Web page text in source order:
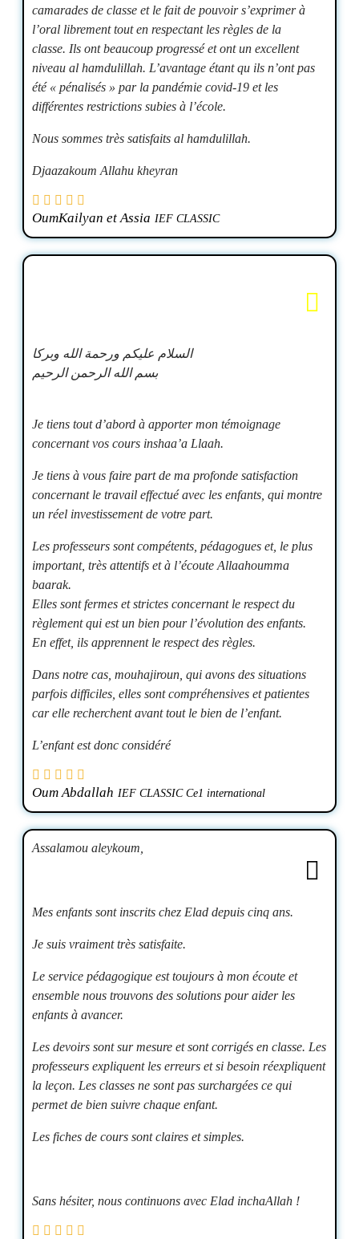
camarades de classe et le fait de pouvoir s’exprimer à
l’oral librement tout en respectant les règles de la
classe. Ils ont beaucoup progressé et ont un excellent
niveau al hamdulillah. L’avantage étant qu ils n’ont pas
été « pénalisés » par la pandémie covid-19 et les
différentes restrictions subies à l’école.
Nous sommes très satisfaits al hamdulillah.
Djaazakoum Allahu kheyran
OumKailyan et Assia IEF CLASSIC
‏السلام عليكم ورحمة الله وبركا
‏بسم الله الرحمن الرحيم
Je tiens tout d’abord à apporter mon témoignage
concernant vos cours inshaa’a Llaah.
Je tiens à vous faire part de ma profonde satisfaction
concernant le travail effectué avec les enfants, qui montre
un réel investissement de votre part.
Les professeurs sont compétents, pédagogues et, le plus
important, très attentifs et à l’écoute Allaahoumma
baarak.
Elles sont fermes et strictes concernant le respect du
règlement qui est un bien pour l’évolution des enfants.
En effet, ils apprennent le respect des règles.
Dans notre cas, mouhajiroun, qui avons des situations
parfois difficiles, elles sont compréhensives et patientes
car elle recherchent avant tout le bien de l’enfant.
L’enfant est donc considéré
Oum Abdallah IEF CLASSIC Ce1 international
Assalamou aleykoum,
Mes enfants sont inscrits chez Elad depuis cinq ans.
Je suis vraiment très satisfaite.
Le service pédagogique est toujours à mon écoute et
ensemble nous trouvons des solutions pour aider les
enfants à avancer.
Les devoirs sont sur mesure et sont corrigés en classe. Les
professeurs expliquent les erreurs et si besoin réexpliquent
la leçon. Les classes ne sont pas surchargées ce qui
permet de bien suivre chaque enfant.
Les fiches de cours sont claires et simples.
Sans hésiter, nous continuons avec Elad inchaAllah !